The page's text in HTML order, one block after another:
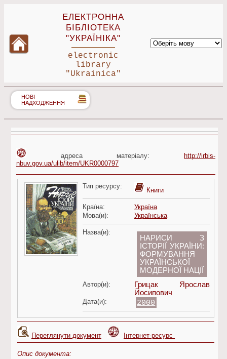
ЕЛЕКТРОННА
БІБЛІОТЕКА
"УКРАЇНІКА"
electronic
library
"Ukrainica"
НОВІ
НАДХОДЖЕННЯ
адреса матеріалу:
http://irbis-
nbuv.gov.ua/ulib/item/UKR0000797
Тип ресурсу:
Книги
Країна:
Україна
Мова(и):
Українська
Назва(и):
НАРИСИ З
ІСТОРІЇ УКРАЇНИ:
ФОРМУВАННЯ
УКРАЇНСЬКОЇ
МОДЕРНОЇ НАЦІЇ
Автор(и):
Грицак Ярослав
Йосипович
Дата(и): 2000
Переглянути документ Інтернет-ресурс
Опис документа: